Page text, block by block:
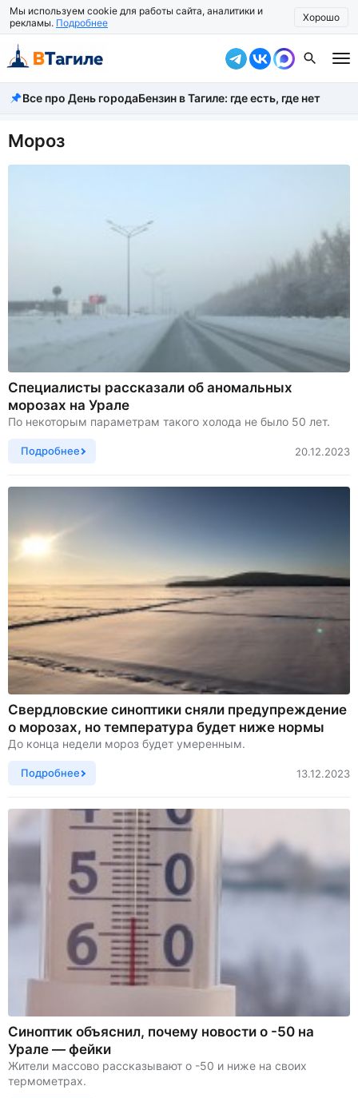
Мы используем cookie для работы сайта, аналитики и
рекламы. Подробнее Хорошо
Все новости
Происшествия
Город
Общество
Рассказать новость
Все про День городаБензин в Тагиле: где есть, где нет
Мороз
Специалисты рассказали об аномальных
морозах на Урале
По некоторым параметрам такого холода не было 50 лет.
Подробнее 20.12.2023
Свердловские синоптики сняли предупреждение
о морозах, но температура будет ниже нормы
До конца недели мороз будет умеренным.
Подробнее 13.12.2023
Синоптик объяснил, почему новости о -50 на
Урале — фейки
Жители массово рассказывают о -50 и ниже на своих
термометрах.